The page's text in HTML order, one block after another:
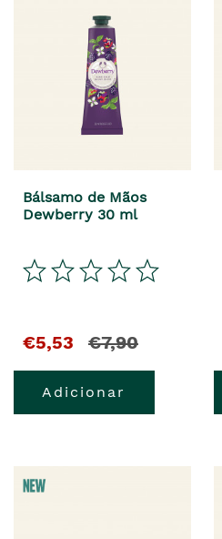
Bálsamo de Mãos
Dewberry 30 ml
€5,53 €7,90
Adicionar